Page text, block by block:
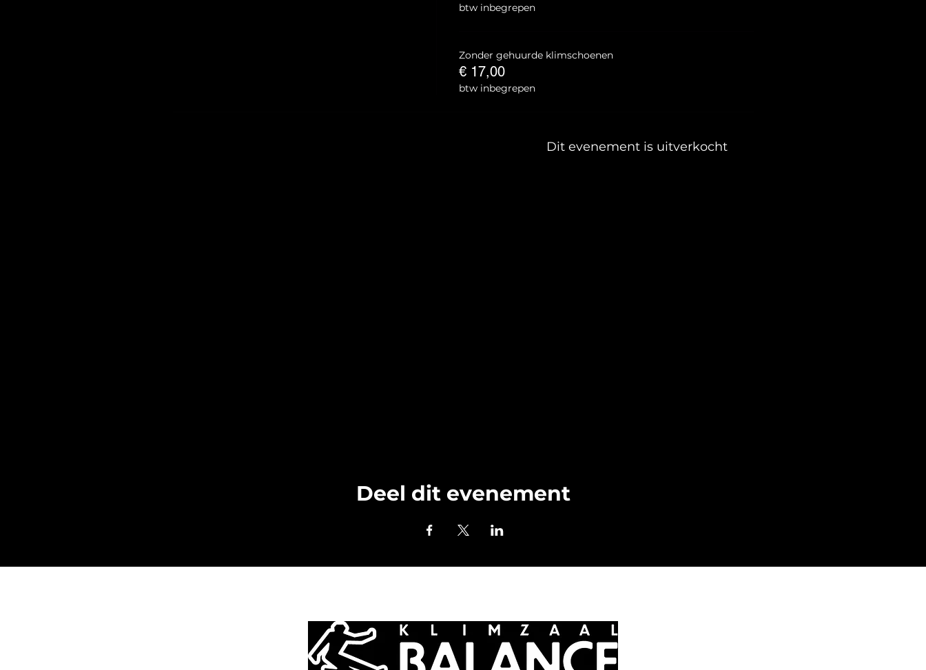
btw inbegrepen
Zonder gehuurde klimschoenen
€ 17,00
btw inbegrepen
Dit evenement is uitverkocht
Deel dit evenement